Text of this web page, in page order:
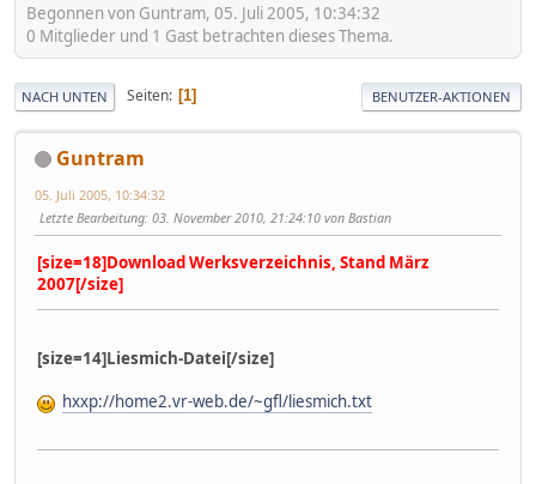
Begonnen von Guntram, 05. Juli 2005, 10:34:32
0 Mitglieder und 1 Gast betrachten dieses Thema.
NACH UNTEN Seiten 1 BENUTZER-AKTIONEN
Guntram
05. Juli 2005, 10:34:32
Letzte Bearbeitung: 03. November 2010, 21:24:10 von Bastian
[size=18]Download Werksverzeichnis, Stand März
2007[/size]
[size=14]Liesmich-Datei[/size]
hxxp://home2.vr-web.de/~gfl/liesmich.txt